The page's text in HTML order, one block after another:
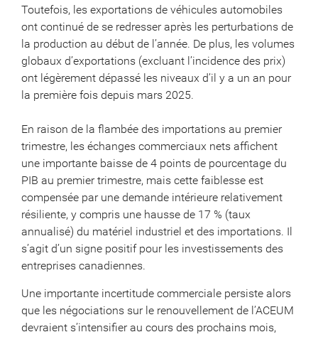
Toutefois, les exportations de véhicules automobiles
ont continué de se redresser après les perturbations de
la production au début de l’année. De plus, les volumes
globaux d’exportations (excluant l’incidence des prix)
ont légèrement dépassé les niveaux d’il y a un an pour
la première fois depuis mars 2025.
En raison de la flambée des importations au premier
trimestre, les échanges commerciaux nets affichent
une importante baisse de 4 points de pourcentage du
PIB au premier trimestre, mais cette faiblesse est
compensée par une demande intérieure relativement
résiliente, y compris une hausse de 17 % (taux
annualisé) du matériel industriel et des importations. Il
s’agit d’un signe positif pour les investissements des
entreprises canadiennes.
Une importante incertitude commerciale persiste alors
que les négociations sur le renouvellement de l’ACEUM
devraient s’intensifier au cours des prochains mois,